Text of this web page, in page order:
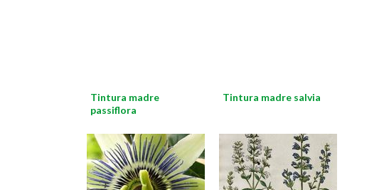
Tintura madre
passiflora
Tintura madre salvia